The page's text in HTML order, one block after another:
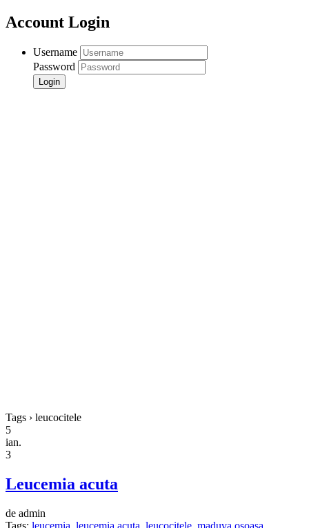
Account Login
Username
Password
Tags › leucocitele
5
ian.
3
Leucemia acuta
de admin
Tags: leucemia, leucemia acuta, leucocitele, maduva osoasa,